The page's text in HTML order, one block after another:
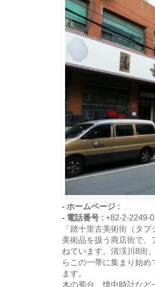
- ホームページ :
- 電話番号 : +82-2-2249-
「踏十里古美術街（タ
美術品を扱う商店街で
ねています。清渓川8街
らこの一帯に集まり始
ます。
木の蜀台、懐中時計な